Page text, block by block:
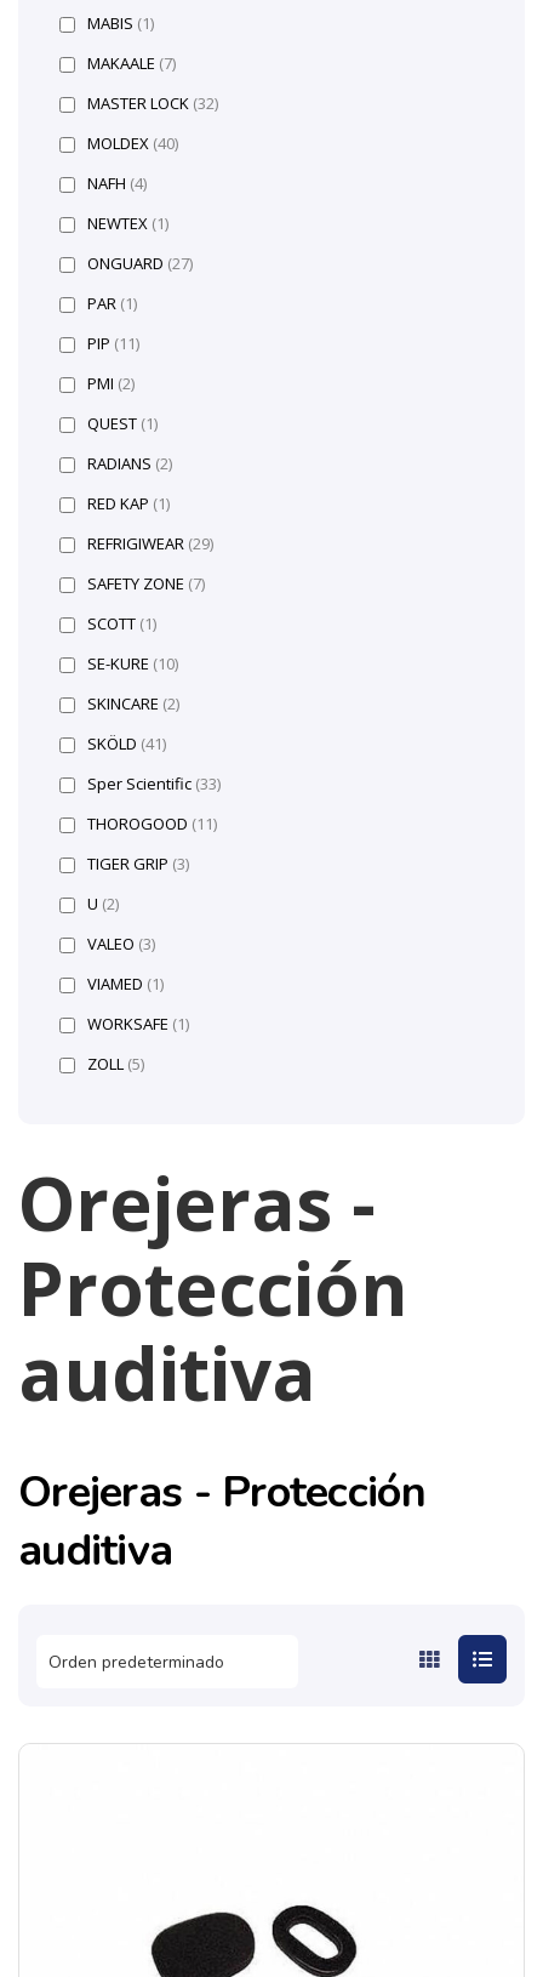
Orejeras -
Protección
auditiva
Orejeras - Protección
auditiva
MABIS (1)
MAKAALE (7)
MASTER LOCK (32)
MOLDEX (40)
NAFH (4)
NEWTEX (1)
ONGUARD (27)
PAR (1)
PIP (11)
PMI (2)
QUEST (1)
RADIANS (2)
RED KAP (1)
REFRIGIWEAR (29)
SAFETY ZONE (7)
SCOTT (1)
SE-KURE (10)
SKINCARE (2)
SKÖLD (41)
Sper Scientific (33)
THOROGOOD (11)
TIGER GRIP (3)
U (2)
VALEO (3)
VIAMED (1)
WORKSAFE (1)
ZOLL (5)